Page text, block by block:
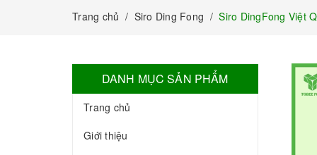
Trang chủ / Siro Ding Fong / Siro DingFong Việt
DANH MỤC SẢN PHẨM
Trang chủ
Giới thiệu